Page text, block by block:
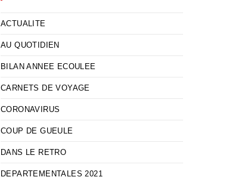
ACTUALITE
AU QUOTIDIEN
BILAN ANNEE ECOULEE
CARNETS DE VOYAGE
CORONAVIRUS
COUP DE GUEULE
DANS LE RETRO
DEPARTEMENTALES 2021